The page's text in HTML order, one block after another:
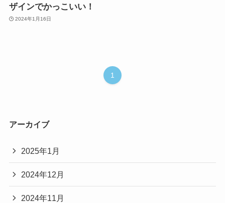
ザインでかっこいい！
2024年1月16日
1
アーカイブ
2025年1月
2024年12月
2024年11月